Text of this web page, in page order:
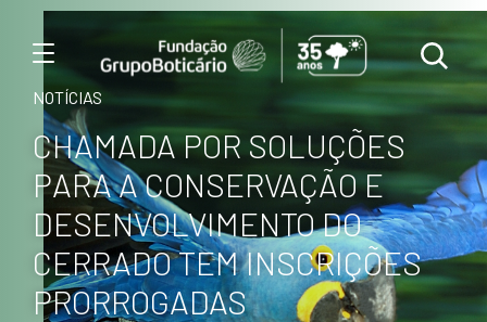
Menu
NOTÍCIAS
CHAMADA POR SOLUÇÕES
PARA A CONSERVAÇÃO E
DESENVOLVIMENTO DO
CERRADO TEM INSCRIÇÕES
PRORROGADAS